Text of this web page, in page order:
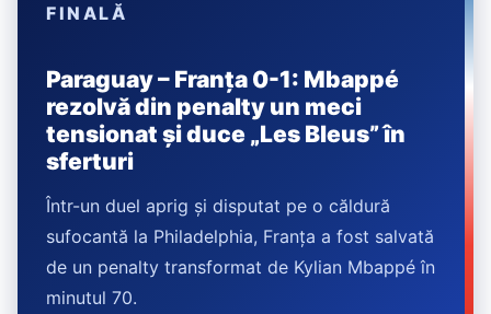
FINALĂ
Paraguay – Franța 0-1: Mbappé
rezolvă din penalty un meci
tensionat și duce „Les Bleus” în
sferturi
Într-un duel aprig și disputat pe o căldură
sufocantă la Philadelphia, Franța a fost salvată
de un penalty transformat de Kylian Mbappé în
minutul 70.